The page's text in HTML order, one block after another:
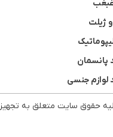
ژیلت
پانسمان
لوازم جنسی
حقوق سایت متعلق به